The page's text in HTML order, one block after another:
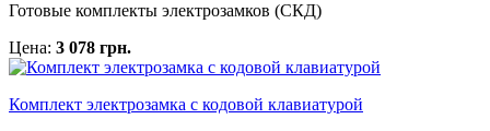
Готовые комплекты электрозамков (СКД)
Цена: 3 078 грн.
Комплект электрозамка с кодовой клавиатурой